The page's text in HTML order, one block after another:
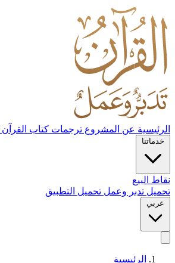
الرئيسية عن المشروع ترجمات كتاب
خدماتنا
نقاط البيع
تحميل تدبر وعمل تحميل التطبيق
عربي
الرئيسية